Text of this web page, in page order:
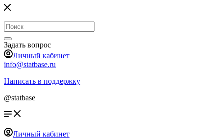
Задать вопрос
Личный кабинет
info@statbase.ru
Написать в поддержку
@statbase
Личный кабинет